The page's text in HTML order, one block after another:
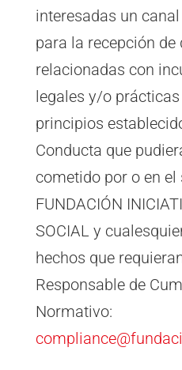
interesadas un
para la recepción de
relacionadas con
legales y/o
principios
Conducta que
cometido por o en el
FUNDACIÓN
SOCIAL y
hechos que
Responsable de
Normativo: